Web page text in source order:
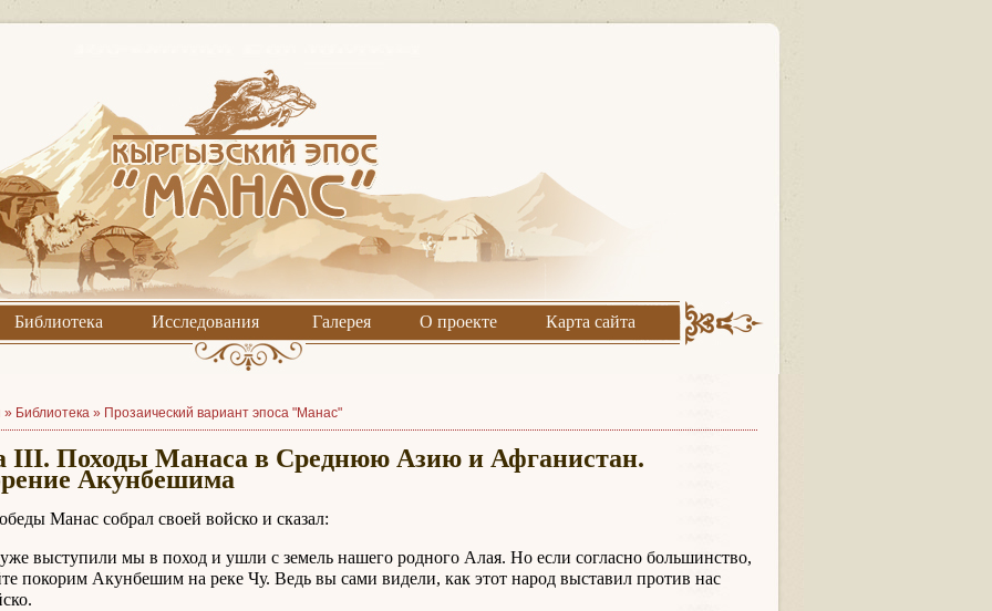
Библиотека Исследования Галерея О проекте Карта сайта
» Библиотека » Прозаический вариант эпоса "Манас"
III. Походы Манаса в Среднюю Азию и Афганистан.
Акунбешима
Манас собрал своей войско и сказал:
выступили мы в поход и ушли с земель нашего родного Алая. Но если согласно большинство,
покорим Акунбешим на реке Чу. Ведь вы сами видели, как этот народ выставил против нас